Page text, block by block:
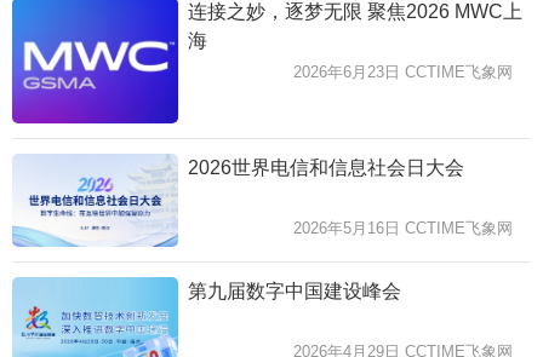
连接之妙，逐梦无限 聚焦2026 MWC上
海
2026年6月23日 CCTIME飞象网
2026世界电信和信息社会日大会
2026年5月16日 CCTIME飞象网
第九届数字中国建设峰会
2026年4月29日 CCTIME飞象网